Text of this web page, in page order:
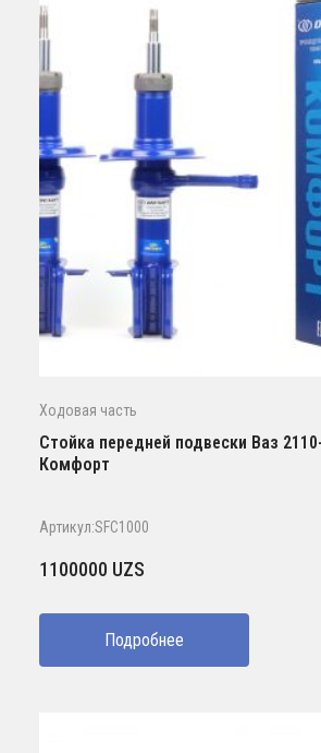
Ходовая часть
Стойка передней подвески Ваз
Комфорт
Артикул:SFC1000
1100000 UZS
Подробнее